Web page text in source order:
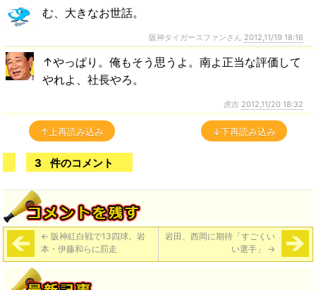
む、大きなお世話。
阪神タイガースファンさん 2012,11/19 18:16
↑やっぱり。俺もそう思うよ。南よ正当な評価して
やれよ、社長やろ。
虎吉 2012,11/20 18:32
↑上再読み込み ↓下再読み込み
3 件のコメント
← 阪神紅白戦で13四球。岩
本・伊藤和らに罰走
岩田、西岡に期待「すごくい
い選手」 →